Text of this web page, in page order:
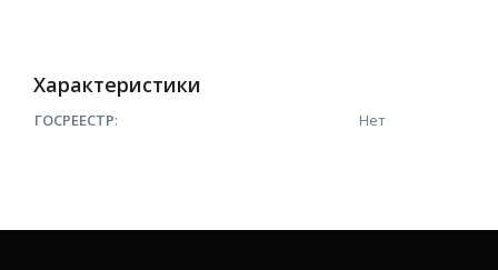
Характеристики
ГОСРЕЕСТР: Нет